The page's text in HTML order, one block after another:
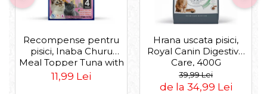
Recompense pentru
pisici, Inaba Churu
Meal Topper Tuna with
Salmon Recipe
11,99 Lei
Hrana uscata pisici,
Royal Canin Digestive
Care, 400G
39,99 Lei
de la 34,99 Lei